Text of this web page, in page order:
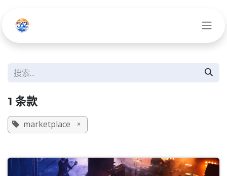
1 条款
marketplace ×